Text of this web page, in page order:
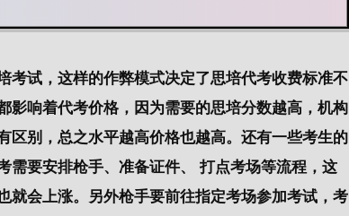
考试，这样的作弊模式决定了思培代考收费标准不
影响着代考价格，因为需要的思培分数越高，机构
区别，总之水平越高价格也越高。还有一些考生的
需要安排枪手、准备证件、 打点考场等流程，这
就会上涨。另外枪手要前往指定考场参加考试，考